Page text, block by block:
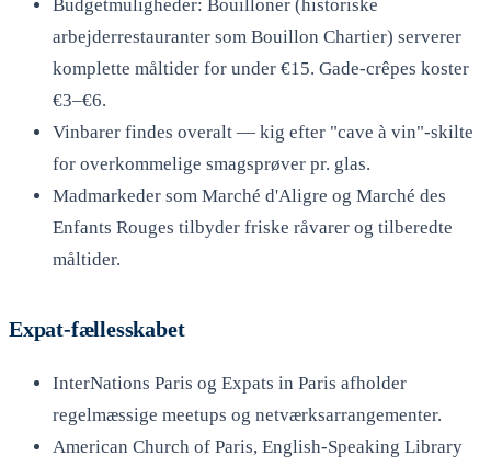
Budgetmuligheder: Bouilloner (historiske
arbejderrestauranter som Bouillon Chartier) serverer
komplette måltider for under €15. Gade-crêpes koster
€3–€6.
Vinbarer findes overalt — kig efter "cave à vin"-skilte
for overkommelige smagsprøver pr. glas.
Madmarkeder som Marché d'Aligre og Marché des
Enfants Rouges tilbyder friske råvarer og tilberedte
måltider.
Expat-fællesskabet
InterNations Paris og Expats in Paris afholder
regelmæssige meetups og netværksarrangementer.
American Church of Paris, English-Speaking Library